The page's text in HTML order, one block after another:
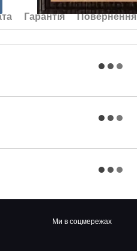
Гарантія Повернення
Ми в соцмережах